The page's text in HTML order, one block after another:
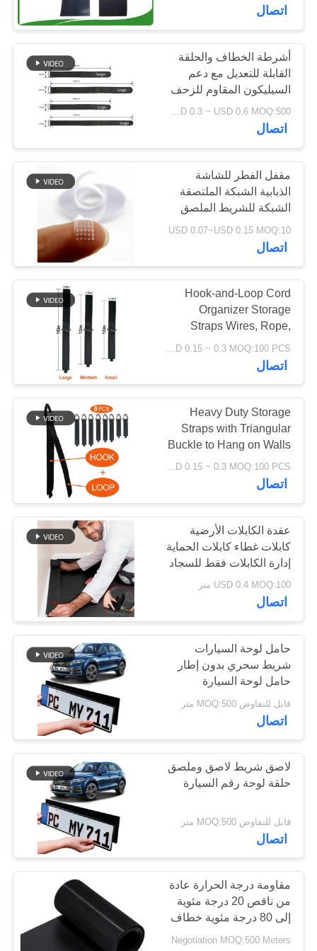
الجودة
اتصل
أخبار
اطلب
اقتباس
خريطة
الموقع
سياسة
الخصوصية
لاصق لاصق وحلقة
الشريط
52
هوك مخصص وبقع
حلقة
31
ربط وحلقة الكابل
التعادل
54
ربط وحلقة الأشرطة
72
ربط وحلقة التزلج
الأشرطة
56
ربط مزدوج من جانب
ولفة لفة
65
البدنية والأدوات الطبية
القابلة للارتداء
اتصال
أشرطة الخطاف والحلقة
القابلة للتعديل مع دعم
السيليكون المقاوم للزحف
لضبط البطارية والحماية
الإلكترونية
USD 0.3 ~ USD 0.6 MOQ:500 قطعة
اتصال
مقفل الفطر للشاشة
الذبابية الشبكة الملتصقة
الشبكة للشريط الملصق
للنوافذ
USD 0.07~USD 0.15 MOQ:10
اتصال
Hook-and-Loop Cord
Organizer Storage
Straps Wires, Rope,
Hoses, Organization for
Home
USD 0.15 ~ 0.3 MOQ:100 PCS
اتصال
Heavy Duty Storage
Straps with Triangular
Buckle to Hang on Walls
for Cables
USD 0.15 ~ 0.3 MOQ:100 PCS
اتصال
عقدة الكابلات الأرضية
كابلات غطاء كابلات الحماية
إدارة الكابلات فقط للسجاد
المكتبية التجارية
USD 0.4 MOQ:100 متر
اتصال
حامل لوحة السيارات
شريط سحري بدون إطار
حامل لوحة السيارة
قابل للتفاوض MOQ:500 متر
اتصال
لاصق شريط لاصق وملصق
حلقة لوحة رقم السيارة
قابل للتفاوض MOQ:500 متر
اتصال
مقاومة درجة الحرارة عادة
من ناقص 20 درجة مئوية
إلى 80 درجة مئوية خطاف
وحلقة بلاستيكية مقاس
Negotiation MOQ:500 Meters